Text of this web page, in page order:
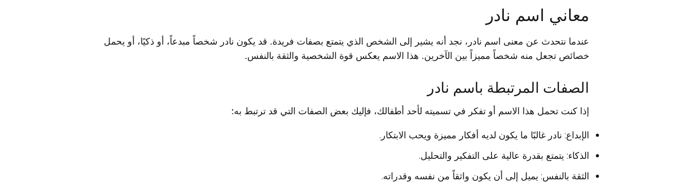
معاني اسم نادر
عندما نتحدث عن معنى اسم نادر، نجد أنه يشير إلى الشخص الذي يتمتع بصفات فريدة. قد يكون نادر شخصاً مبدعاً، أو ذكيًا، أو يحمل
خصائص تجعل منه شخصاً مميزاً بين الآخرين. هذا الاسم يعكس قوة الشخصية والثقة بالنفس.
الصفات المرتبطة باسم نادر
إذا كنت تحمل هذا الاسم أو تفكر في تسميته لأحد أطفالك، فإليك بعض الصفات التي قد ترتبط به:
الإبداع: نادر غالبًا ما يكون لديه أفكار مميزة ويحب الابتكار.
الذكاء: يتمتع بقدرة عالية على التفكير والتحليل.
الثقة بالنفس: يميل إلى أن يكون واثقاً من نفسه وقدراته.